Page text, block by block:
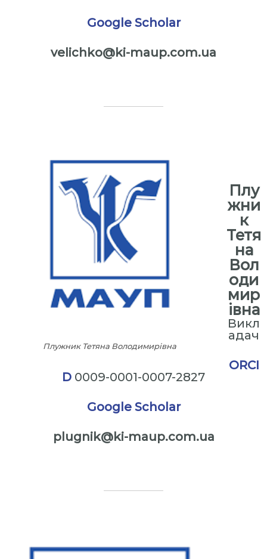
Google Scholar
velichko@ki-maup.com.ua
Плужник Тетяна Володимирівна
Плу
жни
к
Тетя
на
Вол
оди
мир
івна
Викл
адач
ORCI
D 0009-0001-0007-2827
Google Scholar
plugnik@ki-maup.com.ua